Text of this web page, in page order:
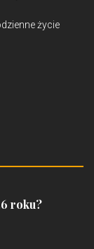
życie
roku?